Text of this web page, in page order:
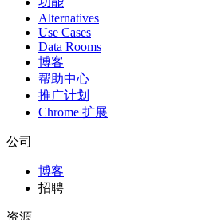
Alternatives
Use Cases
Data Rooms
博客
帮助中心
推广计划
Chrome 扩展
公司
博客
招聘
资源